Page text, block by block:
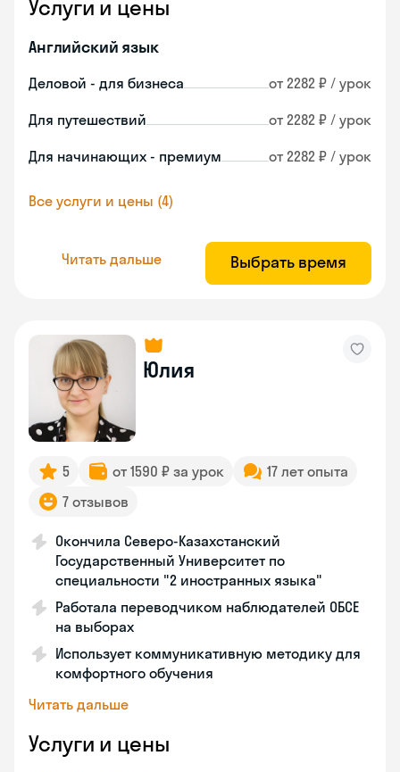
Услуги и цены
Английский язык
Деловой - для бизнеса от 2282 ₽ / урок
Для путешествий от 2282 ₽ / урок
Для начинающих - премиум от 2282 ₽ / урок
Все услуги и цены (4)
Читать дальше Выбрать время
Юлия
5 от 1590 ₽ за урок
17 лет опыта
7 отзывов
Окончила Северо-Казахстанский
Государственный Университет по
специальности "2 иностранных языка"
Работала переводчиком наблюдателей ОБСЕ
на выборах
Использует коммуникативную методику для
комфортного обучения
Читать дальше
Услуги и цены